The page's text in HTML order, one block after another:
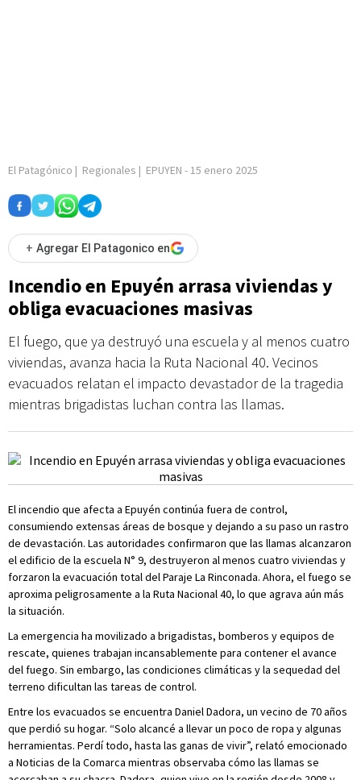
El Patagónico | Regionales | EPUYEN - 15 enero 2025
+ Agregar El Patagonico en
Incendio en Epuyén arrasa viviendas y
obliga evacuaciones masivas
El fuego, que ya destruyó una escuela y al menos cuatro
viviendas, avanza hacia la Ruta Nacional 40. Vecinos
evacuados relatan el impacto devastador de la tragedia
mientras brigadistas luchan contra las llamas.
El incendio que afecta a Epuyén continúa fuera de control,
consumiendo extensas áreas de bosque y dejando a su paso un rastro
de devastación. Las autoridades confirmaron que las llamas alcanzaron
el edificio de la escuela N° 9, destruyeron al menos cuatro viviendas y
forzaron la evacuación total del Paraje La Rinconada. Ahora, el fuego se
aproxima peligrosamente a la Ruta Nacional 40, lo que agrava aún más
la situación.
La emergencia ha movilizado a brigadistas, bomberos y equipos de
rescate, quienes trabajan incansablemente para contener el avance
del fuego. Sin embargo, las condiciones climáticas y la sequedad del
terreno dificultan las tareas de control.
Entre los evacuados se encuentra Daniel Dadora, un vecino de 70 años
que perdió su hogar. “Solo alcancé a llevar un poco de ropa y algunas
herramientas. Perdí todo, hasta las ganas de vivir”, relató emocionado
a Noticias de la Comarca mientras observaba cómo las llamas se